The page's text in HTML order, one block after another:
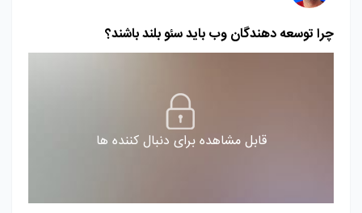
چرا توسعه دهندگان وب باید سئو بلند باشند؟
قابل مشاهده برای دنبال کننده ها